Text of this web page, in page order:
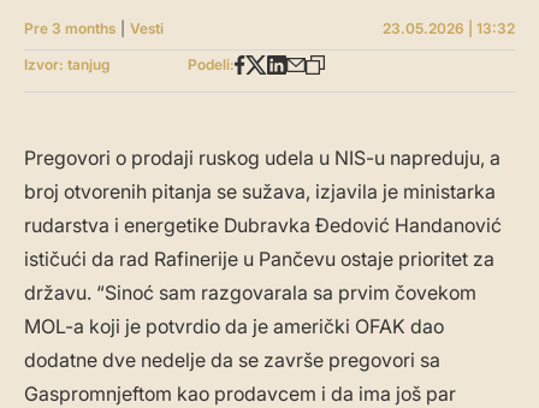
Pre 3 months Vesti
23.05.2026 | 13:32
Izvor: tanjug
Podeli:
Pregovori o prodaji ruskog udela u NIS-u napreduju, a
broj otvorenih pitanja se sužava, izjavila je ministarka
rudarstva i energetike Dubravka Đedović Handanović
ističući da rad Rafinerije u Pančevu ostaje prioritet za
državu. “Sinoć sam razgovarala sa prvim čovekom
MOL-a koji je potvrdio da je američki OFAK dao
dodatne dve nedelje da se završe pregovori sa
Gaspromnjeftom kao prodavcem i da ima još par